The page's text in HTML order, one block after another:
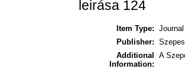
leirása 124
Item Type: Journal
Publisher:
Additional
Information:
A